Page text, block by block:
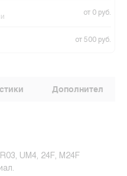
от 0 руб.
от 500 руб.
UM4, 24F, M24F